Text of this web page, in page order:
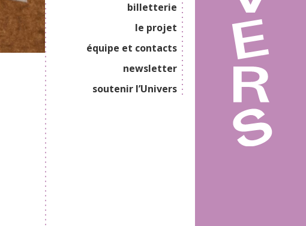
billetterie
le projet
équipe et contacts
newsletter
soutenir l’Univers